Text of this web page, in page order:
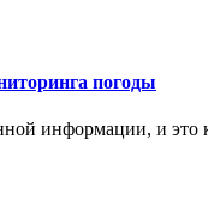
погоды
информации, и это